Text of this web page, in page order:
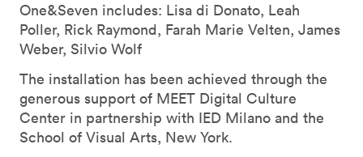
One&Seven includes: Lisa di Donato, Leah
Poller, Rick Raymond, Farah Marie Velten, James
Weber, Silvio Wolf
The installation has been achieved through the
generous support of MEET Digital Culture
Center in partnership with IED Milano and the
School of Visual Arts, New York.